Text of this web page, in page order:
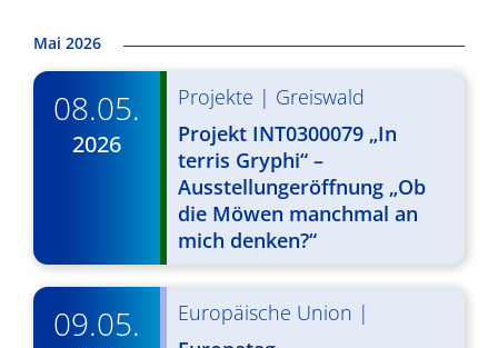
a
n
s
a
t
s
n
Mai 2026
08.05.
2026
Projekte | Greiswald
Projekt INT0300079 „In
terris Gryphi“ –
Ausstellungeröffnung „Ob
die Möwen manchmal an
mich denken?“
09.05. Europäische Union |